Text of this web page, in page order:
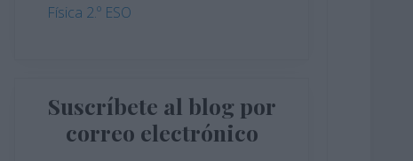
Física 2.º ESO
Suscríbete al blog por
correo electrónico